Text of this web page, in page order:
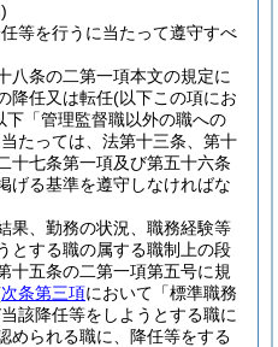
等を行うに当たって遵守すべ
八条の二第一項本文の規定に
降任又は転任(以下この項にお
下「管理監督職以外の職への
たっては、法第十三条、第十
十七条第一項及び第五十六条
げる基準を遵守しなければな
果、勤務の状況、職務経験等
とする職の属する職制上の段
十五条の二第一項第五号に規
次条第三項において「標準職務
該降任等をしようとする職に
められる職に、降任等をする